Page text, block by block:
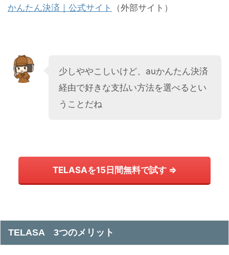
かんたん決済｜公式サイト （外部サイト）
少しややこしいけど、auかんたん決済
経由で好きな支払い方法を選べるとい
うことだね
TELASAを15日間無料で試す ⇒
TELASA 3つのメリット